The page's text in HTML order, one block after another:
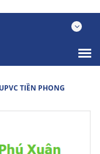
TIỀN PHONG